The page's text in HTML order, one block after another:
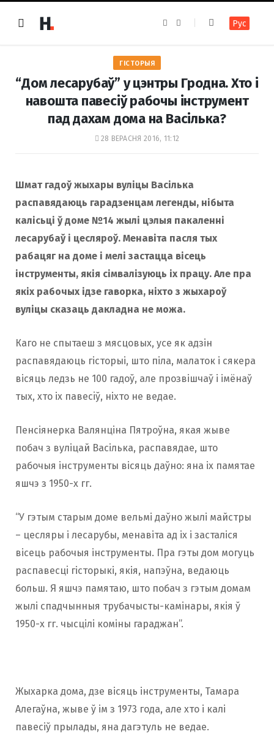
e
k
t
a
m
Рус
ГІСТОРЫЯ
“Дом лесарубаў” у цэнтры Гродна. Хто i
навошта павесіў рабочы інструмент
пад дахам дома на Васiлька?
28 ВЕРАСНЯ 2016, 11:12
Шмат гадоў жыхары вуліцы Васілька
распавядаюць гарадзенцам легенды, нібыта
калісьці ў доме №14 жылі цэлыя пакаленні
лесарубаў і цесляроў. Менавіта пасля тых
рабацяг на доме і мелі застацца вісець
інструменты, якія сімвалізуюць іх працу. Але пра
якіх рабочых ідзе гаворка, ніхто з жыхароў
вулiцы сказаць дакладна не можа.
Каго не спытаеш з мясцовых, усе як адзін
распавядаюць гісторыі, што піла, малаток і сякера
вісяць ледзь не 100 гадоў, але прозвішчаў і імёнаў
тых, хто іх павесiў, ніхто не ведае.
Пенсіянерка Валянціна Пятроўна, якая жыве
побач з вуліцай Васілька, распавядае, што
рабочыя інструменты вісяць даўно: яна іх памятае
яшчэ з 1950-х гг.
“У гэтым старым доме вельмі даўно жылі майстры
– цесляры і лесарубы, менавіта ад іх і засталіся
вісець рабочыя інструменты. Пра гэты дом могуць
распавесцi гісторыкі, якія, напэўна, ведаюць
больш. Я яшчэ памятаю, што побач з гэтым домам
жылі спадчынныя трубачысты-камінары, якія ў
1950-х гг. чысцілі коміны гараджан”.
Жыхарка дома, дзе вісяць інструменты, Тамара
Алегаўна, жыве ў ім з 1973 года, але хто і калі
павесіў прылады, яна дагэтуль не ведае.